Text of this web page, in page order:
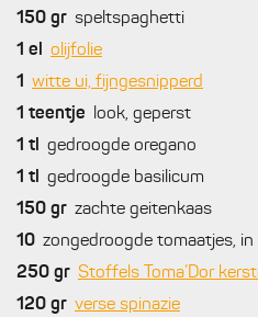
150 gr speltspaghetti
1 el
olijfolie
1
witte ui, fijngesnipperd
1 teentje
look, geperst
1 tl
gedroogde oregano
1 tl
gedroogde basilicum
150 gr zachte geitenkaas
10 zongedroogde tomaatjes, in
250 gr Stoffels Toma’Dor
120 gr verse spinazie